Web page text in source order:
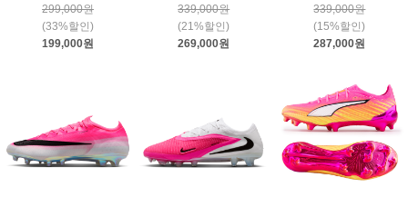
299,000원
(33%할인)
199,000원
339,000원
(21%할인)
269,000원
339,000원
(15%할인)
287,000원